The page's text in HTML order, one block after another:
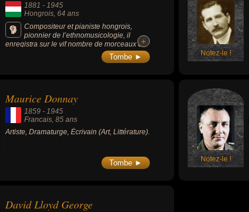
1881 - 1945
Hongrois , 64 ans
Compositeur et pianiste hongrois,
pionnier de l’ethnomusicologie, il
enregistra sur le vif nombre de morceaux de
musique folklorique d’Europe de l'Est. Il est
influencé à ses débuts par Richard Strauss,
slaves l'oriente vers un nouveau style très
personnel où sont intégrées les découvertes
de Stravinsky et Schönberg.
+
+
Tombe ► Notez-le !
Maurice Donnay
1859 - 1945
Francais , 85 ans
Artiste, Dramaturge, Écrivain (Art, Littérature).
Tombe ► Notez-le !
David Lloyd George